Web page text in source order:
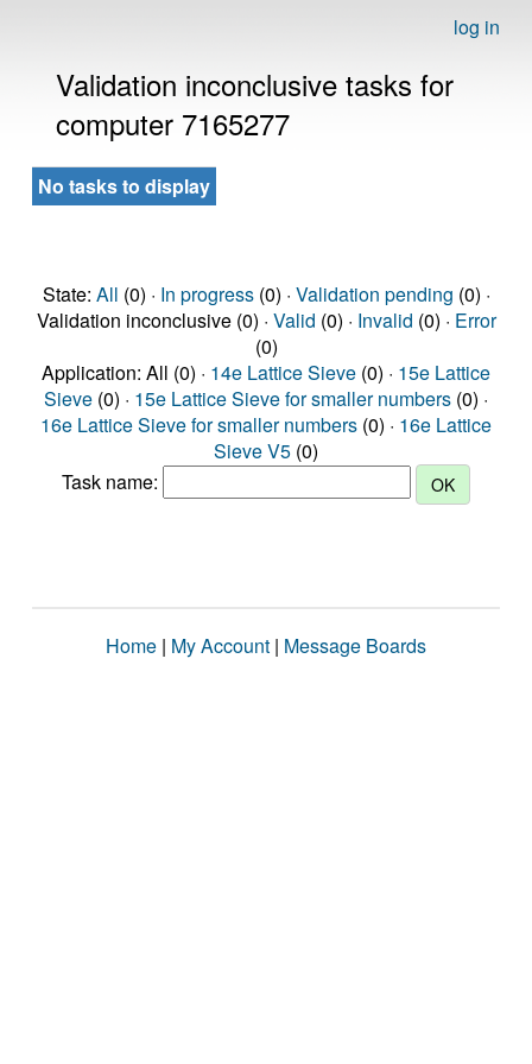
log in
Validation inconclusive tasks for
computer 7165277
No tasks to display
State: All (0) · In progress(0) · Validation pending (0) ·
Validation inconclusive (0) · Valid (0) · Invalid (0) · Error
(0)
Application: All (0) · 14e Lattice Sieve (0) · 15e Lattice
Sieve (0) · 15e Lattice Sieve for smaller numbers (0) ·
16e Lattice Sieve for smaller numbers (0) · 16e Lattice
Sieve V5 (0)
Task name:
Home | My Account | Message Boards